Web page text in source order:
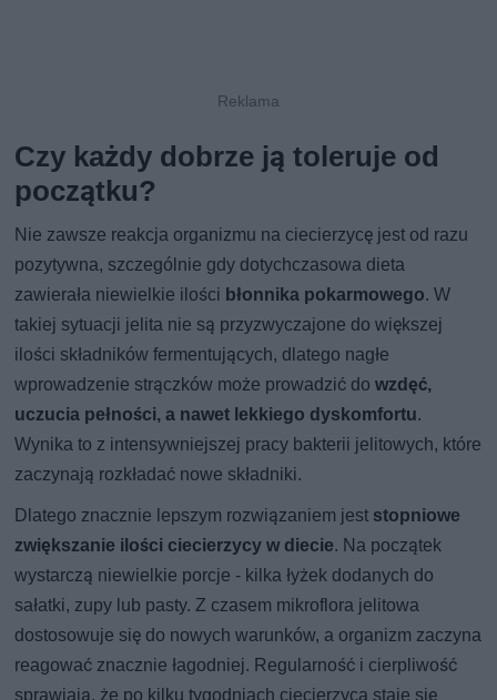
Czy każdy dobrze ją toleruje od
początku?
Nie zawsze reakcja organizmu na ciecierzycę jest od razu
pozytywna, szczególnie gdy dotychczasowa dieta
zawierała niewielkie ilości błonnika pokarmowego. W
takiej sytuacji jelita nie są przyzwyczajone do większej
ilości składników fermentujących, dlatego nagłe
wprowadzenie strączków może prowadzić dowzdęć,
uczucia pełności, a nawet lekkiego dyskomfortu.
Wynika to z intensywniejszej pracy bakterii jelitowych, które
zaczynają rozkładać nowe składniki.
Dlatego znacznie lepszym rozwiązaniem jest stopniowe
zwiększanie ilości ciecierzycy w diecie. Na początek
wystarczą niewielkie porcje - kilka łyżek dodanych do
sałatki, zupy lub pasty. Z czasem mikroflora jelitowa
dostosowuje się do nowych warunków, a organizm zaczyna
reagować znacznie łagodniej. Regularność i cierpliwość
sprawiają, że po kilku tygodniach ciecierzyca staje się